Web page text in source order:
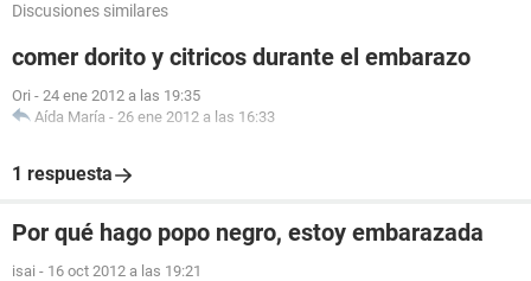
Discusiones similares
comer dorito y citricos durante el embarazo
Ori - 24 ene 2012 a las 19:35
Aída María - 26 ene 2012 a las 16:33
1 respuesta
Por qué hago popo negro, estoy embarazada
isai - 16 oct 2012 a las 19:21